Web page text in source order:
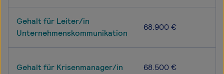
Gehalt für Leiter/in
Unternehmenskommunikation
68.900 €
Gehalt für Krisenmanager/in 68.500 €